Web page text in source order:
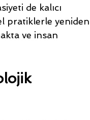
de kalıcı
pratiklerle yeniden
ve insan